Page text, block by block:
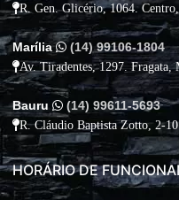
R. Gen. Glicério, 1064.
Marília (14) 99106-1804
Av. Tiradentes, 1297. Fragata,
Bauru (14) 99611-5693
R. Cláudio Baptista Zotto, 2-
HORÁRIO DE